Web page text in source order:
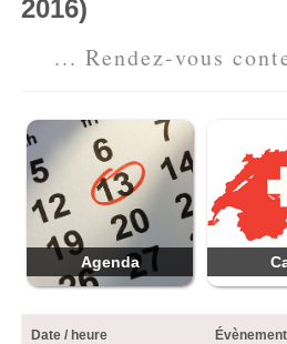
2016)
... Rendez-vous
Agenda
Date / heure Évènement